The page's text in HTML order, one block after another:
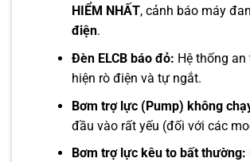
HIỂM NHẤT, cảnh báo máy
điện.
Đèn ELCB báo đỏ: Hệ thống
hiện rò điện và tự ngắt.
Bơm trợ lực (Pump) không
đầu vào rất yếu (đối với các
Bơm trợ lực kêu to bất thường: